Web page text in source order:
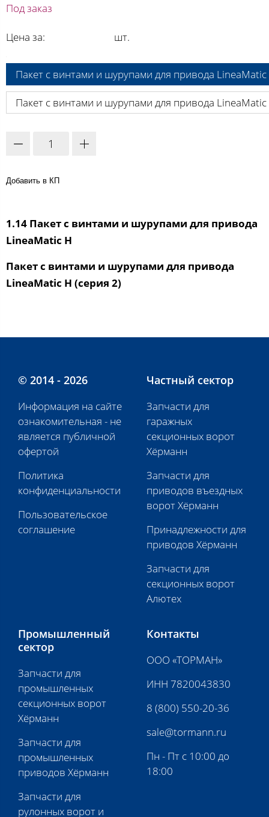
Под заказ
Цена за: шт.
Пакет с винтами и шурупами для привода LineaMatic
Пакет с винтами и шурупами для привода LineaMatic
Добавить в КП
1.14 Пакет с винтами и шурупами для привода
LineaMatic H
Пакет с винтами и шурупами для привода
LineaMatic H (серия 2)
© 2014 - 2026
Информация на сайте
ознакомительная - не
является публичной
офертой
Политика
конфиденциальности
Пользовательское
соглашение
Частный сектор
Запчасти для
гаражных
секционных ворот
Хёрманн
Запчасти для
приводов въездных
ворот Хёрманн
Принадлежности для
приводов Хёрманн
Запчасти для
секционных ворот
Алютех
Промышленный
сектор
Запчасти для
промышленных
секционных ворот
Хёрманн
Запчасти для
промышленных
приводов Хёрманн
Запчасти для
рулонных ворот и
Контакты
ООО «ТОРМАН»
ИНН 7820043830
8 (800) 550-20-36
sale@tormann.ru
Пн - Пт с 10:00 до
18:00